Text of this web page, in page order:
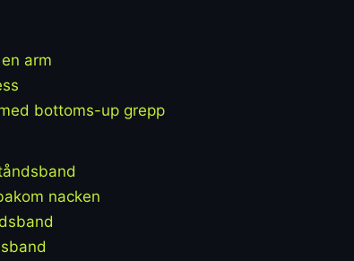
arm
bottoms-up grepp
nacken